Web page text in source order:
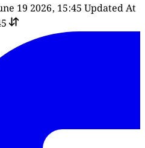
19 2026, 15:45 Updated At